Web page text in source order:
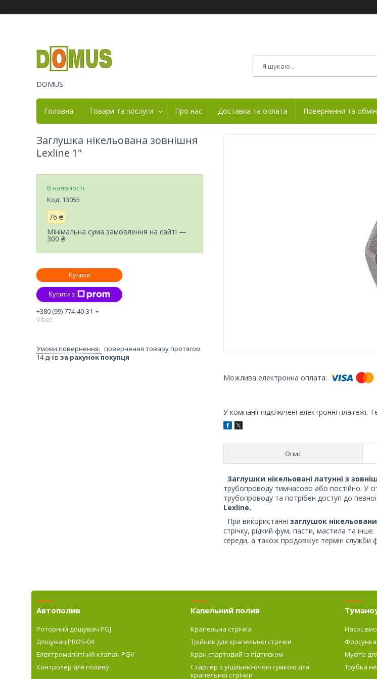
DOMUS
Головна Товари та послуги Про нас Доставка та оплата Повернення та обмін
У компанії підключені електронні
Опис
Заглушки нікельовані латунні з
трубопроводу тимчасово або постійно. У
трубопроводу та потрібен доступ до
Lexline.
При використанні заглушок
стрічку, рідкий фум, пасти, мастила та
середи, а також продовжує термін служби
Заглушка нікельована зовнішня
Lexline 1"
В наявності
Код: 13055
76 ₴
Мінімальна сума замовлення на сайті —
300 ₴
Купити
Купити з
+380 (99) 774-40-31
Viber
повернення товару протягом
14 днів за рахунок покупця
Автополив
Роторний дощувач PGJ
Дощувач PROS-04
Електромагнітний клапан PGV
Контролер для поливу
Капельний полив
Крапельна стрічка
Трійник для крапельної стрічки
Кран стартовий із підтиском
Стартер з ущільнюючою гумкою для
крапельної стрічки
Насос
Муфта
Трубка